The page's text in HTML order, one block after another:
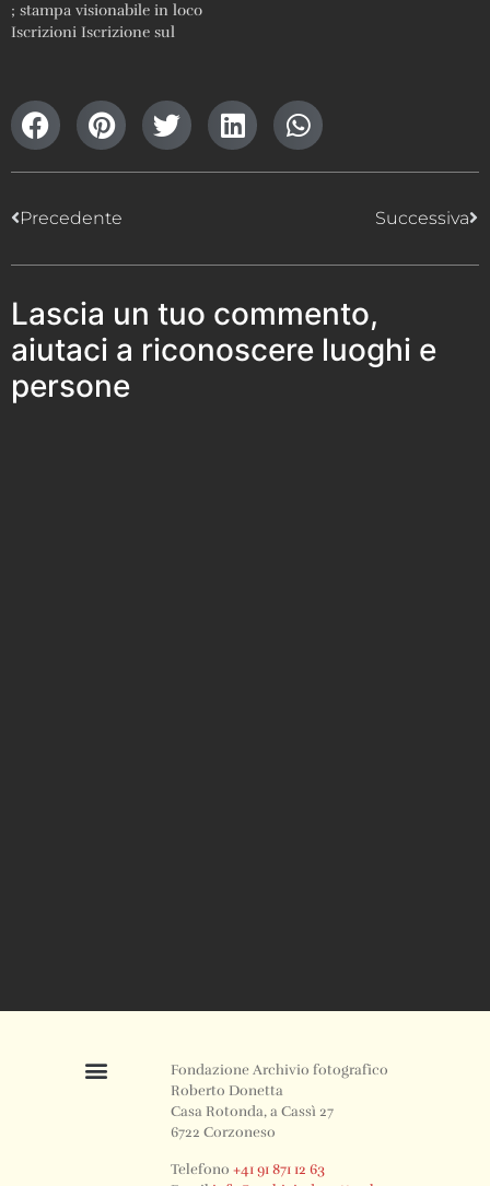
; stampa visionabile in loco
Iscrizioni Iscrizione sul
verso iscrizione a matita
"Dangio" e a penna "B 19"
Precedente Successiva
Lascia un tuo commento,
aiutaci a riconoscere luoghi e
persone
Fondazione Archivio fotografico
Roberto Donetta
Casa Rotonda, a Cassì 27
6722 Corzoneso
Telefono+41 91 871 12 63